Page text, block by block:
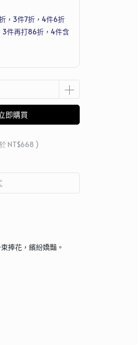
，3件7折，4件6折
3件再打86折，4件含
即購買
NT$668 )
捧花，繽紛嬌豔。